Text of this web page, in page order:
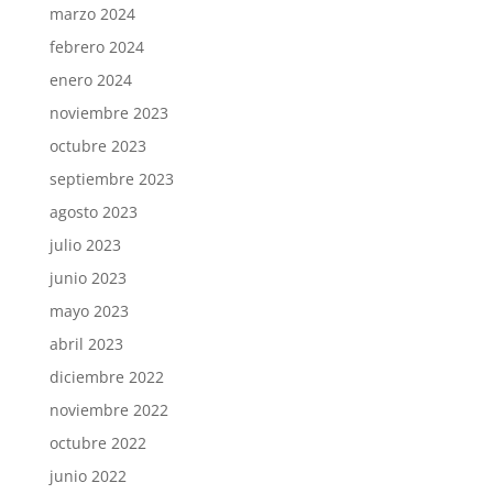
marzo 2024
febrero 2024
enero 2024
noviembre 2023
octubre 2023
septiembre 2023
agosto 2023
julio 2023
junio 2023
mayo 2023
abril 2023
diciembre 2022
noviembre 2022
octubre 2022
junio 2022